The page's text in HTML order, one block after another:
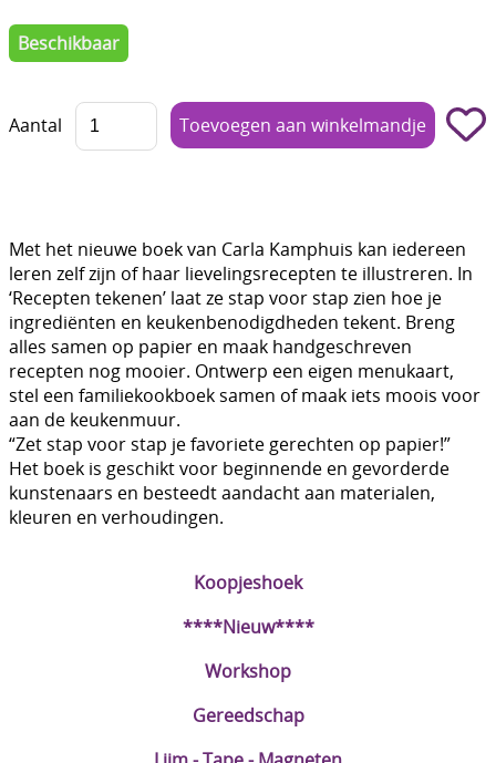
Tekenen - Schrijven - kleuren
Basis
Kleurboeken en Handboeken
Cadeaubon
Diversen
DIY Kits
Merken
Voor de kids
Straffe Combo's!!
Koopjeshoek
****Nieuw****
Workshop
Gereedschap
Beschikbaar
Aantal
Met het nieuwe boek van Carla Kamphuis kan iedereen
leren zelf zijn of haar lievelingsrecepten te illustreren. In
‘Recepten tekenen’ laat ze stap voor stap zien hoe je
ingrediënten en keukenbenodigdheden tekent. Breng
alles samen op papier en maak handgeschreven
recepten nog mooier. Ontwerp een eigen menukaart,
stel een familiekookboek samen of maak iets moois voor
aan de keukenmuur.
“Zet stap voor stap je favoriete gerechten op papier!”
Het boek is geschikt voor beginnende en gevorderde
kunstenaars en besteedt aandacht aan materialen,
kleuren en verhoudingen.